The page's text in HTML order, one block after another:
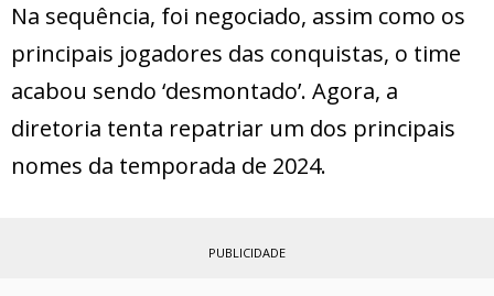
Na sequência, foi negociado, assim como os
principais jogadores das conquistas, o time
acabou sendo ‘desmontado’. Agora, a
diretoria tenta repatriar um dos principais
nomes da temporada de 2024.
PUBLICIDADE